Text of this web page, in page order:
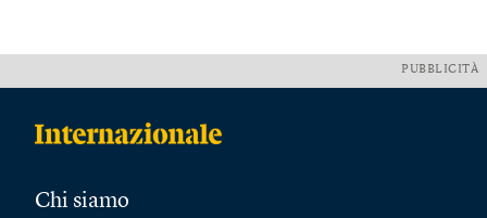
PUBBLICITÀ
Chi siamo